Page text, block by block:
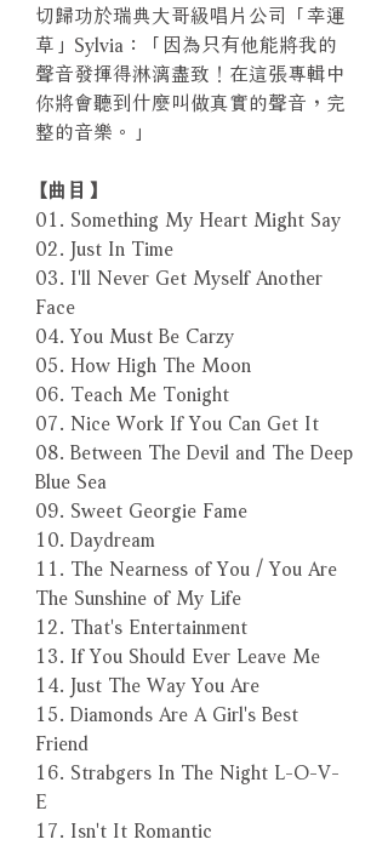
切歸功於瑞典大哥級唱片公司「幸運
草」Sylvia：「因為只有他能將我的
聲音發揮得淋漓盡致！在這張專輯中
你將會聽到什麼叫做真實的聲音，完
整的音樂。」
【曲目】
01. Something My Heart Might Say
02. Just In Time
03. I'll Never Get Myself Another
Face
04. You Must Be Carzy
05. How High The Moon
06. Teach Me Tonight
07. Nice Work If You Can Get It
08. Between The Devil and The Deep
Blue Sea
09. Sweet Georgie Fame
10. Daydream
11. The Nearness of You / You Are
The Sunshine of My Life
12. That's Entertainment
13. If You Should Ever Leave Me
14. Just The Way You Are
15. Diamonds Are A Girl's Best
Friend
16. Strabgers In The Night L-O-V-
E
17. Isn't It Romantic